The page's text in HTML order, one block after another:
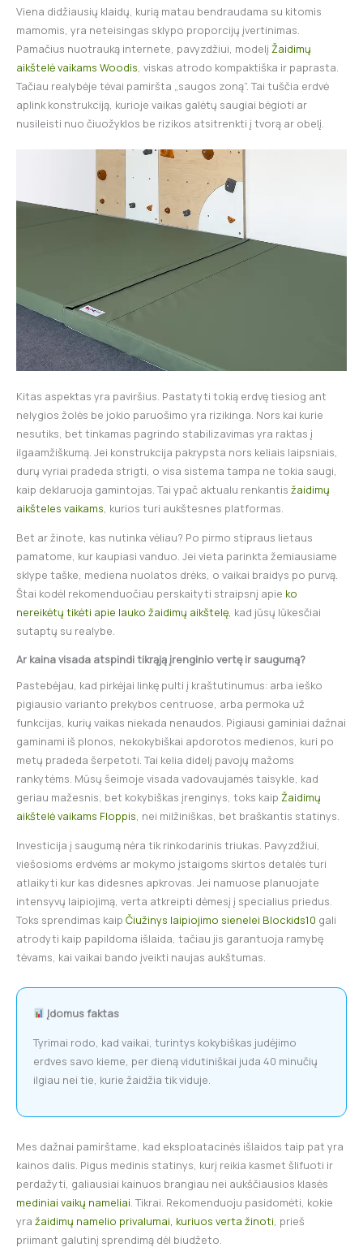
Viena didžiausių klaidų, kurią matau bendraudama su kitomis
mamomis, yra neteisingas sklypo proporcijų įvertinimas.
Pamačius nuotrauką internete, pavyzdžiui, modelį Žaidimų
aikštelė vaikams Woodis, viskas atrodo kompaktiška ir paprasta.
Tačiau realybėje tėvai pamiršta „saugos zoną”. Tai tuščia erdvė
aplink konstrukciją, kurioje vaikas galėtų saugiai bėgioti ar
nusileisti nuo čiuožyklos be rizikos atsitrenkti į tvorą ar obelį.
Kitas aspektas yra paviršius. Pastatyti tokią erdvę tiesiog ant
nelygios žolės be jokio paruošimo yra rizikinga. Nors kai kurie
nesutiks, bet tinkamas pagrindo stabilizavimas yra raktas į
ilgaamžiškumą. Jei konstrukcija pakrypsta nors keliais laipsniais,
durų vyriai pradeda strigti, o visa sistema tampa ne tokia saugi,
kaip deklaruoja gamintojas. Tai ypač aktualu renkantis žaidimų
aikšteles vaikams, kurios turi aukštesnes platformas.
Bet ar žinote, kas nutinka vėliau? Po pirmo stipraus lietaus
pamatome, kur kaupiasi vanduo. Jei vieta parinkta žemiausiame
sklype taške, mediena nuolatos drėks, o vaikai braidys po purvą.
Štai kodėl rekomenduočiau perskaityti straipsnį apie ko
nereikėtų tikėti apie lauko žaidimų aikštelę, kad jūsų lūkesčiai
sutaptų su realybe.
Ar kaina visada atspindi tikrąją įrenginio vertę ir saugumą?
Pastebėjau, kad pirkėjai linkę pulti į kraštutinumus: arba ieško
pigiausio varianto prekybos centruose, arba permoka už
funkcijas, kurių vaikas niekada nenaudos. Pigiausi gaminiai dažnai
gaminami iš plonos, nekokybiškai apdorotos medienos, kuri po
metų pradeda šerpetoti. Tai kelia didelį pavojų mažoms
rankytėms. Mūsų šeimoje visada vadovaujamės taisykle, kad
geriau mažesnis, bet kokybiškas įrenginys, toks kaip Žaidimų
aikštelė vaikams Floppis, nei milžiniškas, bet braškantis statinys.
Investicija į saugumą nėra tik rinkodarinis triukas. Pavyzdžiui,
viešosioms erdvėms ar mokymo įstaigoms skirtos detalės turi
atlaikyti kur kas didesnes apkrovas. Jei namuose planuojate
intensyvų laipiojimą, verta atkreipti dėmesį į specialius priedus.
Toks sprendimas kaip Čiužinys laipiojimo sienelei Blockids10 gali
atrodyti kaip papildoma išlaida, tačiau jis garantuoja ramybę
tėvams, kai vaikai bando įveikti naujas aukštumas.
Įdomus faktas
Tyrimai rodo, kad vaikai, turintys kokybiškas judėjimo
erdves savo kieme, per dieną vidutiniškai juda 40 minučių
ilgiau nei tie, kurie žaidžia tik viduje.
Mes dažnai pamirštame, kad eksploatacinės išlaidos taip pat yra
kainos dalis. Pigus medinis statinys, kurį reikia kasmet šlifuoti ir
perdažyti, galiausiai kainuos brangiau nei aukščiausios klasės
mediniai vaikų nameliai . Tikrai. Rekomenduoju pasidomėti, kokie
yra žaidimų namelio privalumai, kuriuos verta žinoti , prieš
priimant galutinį sprendimą dėl biudžeto.